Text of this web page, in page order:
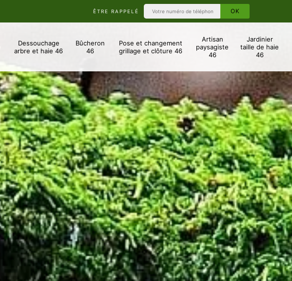
ÊTRE RAPPELÉ
Dessouchage
arbre et haie 46
Bûcheron
46
Pose et changement
grillage et clôture 46
Artisan
paysagiste
46
Jardinier
taille de haie
46